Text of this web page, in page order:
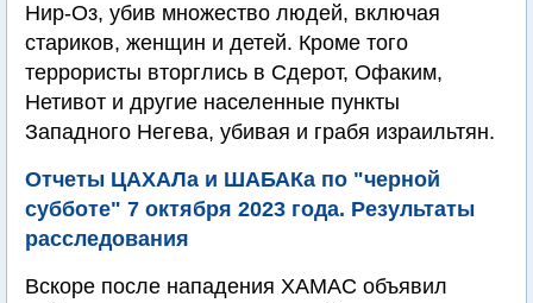
Нир-Оз, убив множество людей, включая
стариков, женщин и детей. Кроме того
террористы вторглись в Сдерот, Офаким,
Нетивот и другие населенные пункты
Западного Негева, убивая и грабя израильтян.
Отчеты ЦАХАЛа и ШАБАКа по "черной
субботе" 7 октября 2023 года. Результаты
расследования
Вскоре после нападения ХАМАС объявил